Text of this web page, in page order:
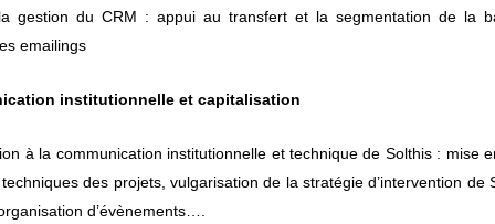
gestion du CRM : appui au transfert et la segmentation de la
emailings
institutionnelle et capitalisation
à la communication institutionnelle et technique de Solthis : mise
des projets, vulgarisation de la stratégie d’intervention de
d’évènements….